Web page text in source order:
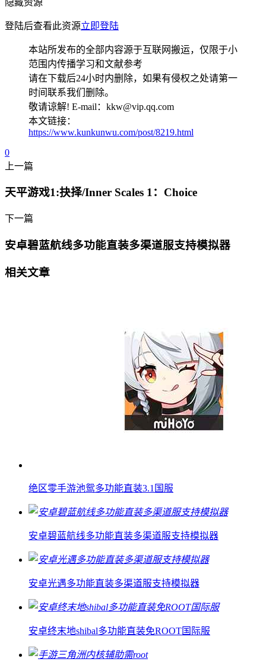
登陆后查看此资源立即登陆
本站所发布的全部内容源于互联网搬运，仅限于小
范围内传播学习和文献参考
请在下载后24小时内删除，如果有侵权之处请第一
时间联系我们删除。
敬请谅解! E-mail：kkw@vip.qq.com
本文链接：
https://www.kunkunwu.com/post/8219.html
0
上一篇
天平游戏1:抉择/Inner Scales 1：Choice
下一篇
安卓碧蓝航线多功能直装多渠道服支持模拟器
相关文章
绝区零手游池鸳多功能直装3.1国服
安卓碧蓝航线多功能直装多渠道服支持模拟器
安卓光遇多功能直装多渠道服支持模拟器
安卓终末地shibal多功能直装免ROOT国际服